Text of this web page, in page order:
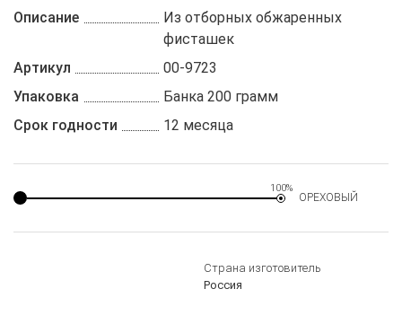
Описание
Из отборных обжаренных
фисташек
Артикул
00-9723
Упаковка
Банка 200 грамм
Срок годности
12 месяца
100%
ОРЕХОВЫЙ
Страна изготовитель
Россия